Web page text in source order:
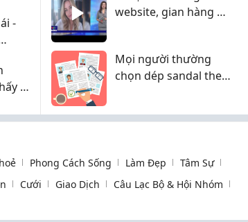
-
ở
website, gian hàng ma
Mọi người thường
chọn dép sandal theo
Phong Cách Sống Làm Đẹp
Tâm Sự
Cưới Giao Dịch
Câu Lạc Bộ & Hội Nhóm